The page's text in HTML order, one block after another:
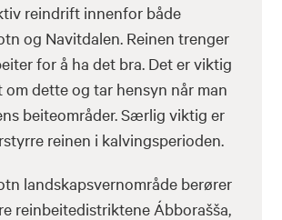
reindrift innenfor både
og Navitdalen. Reinen trenger
for å ha det bra. Det er viktig
dette og tar hensyn når man
beiteområder. Særlig viktig er
reinen i kalvingsperioden.
landskapsvernområde berører
reinbeitedistriktene Ábborašša,